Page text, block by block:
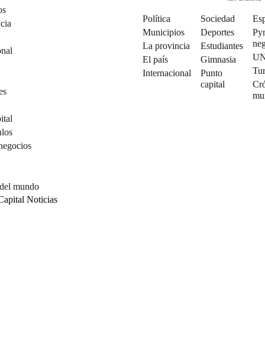
mundo
Política
Municipios
La provincia
El país
Internacional
Sociedad
Deportes
Estudiantes
Gimnasia
Punto
capital